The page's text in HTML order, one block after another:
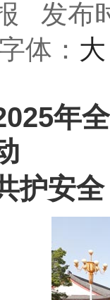
发布
字体： 大
年全
护安